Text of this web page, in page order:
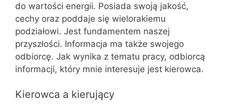
do wartości energii. Posiada swoją jakość,
cechy oraz poddaje się wielorakiemu
podziałowi. Jest fundamentem naszej
przyszłości. Informacja ma także swojego
odbiorcę. Jak wynika z tematu pracy, odbiorcą
informacji, który mnie interesuje jest kierowca.
Kierowca a kierujący